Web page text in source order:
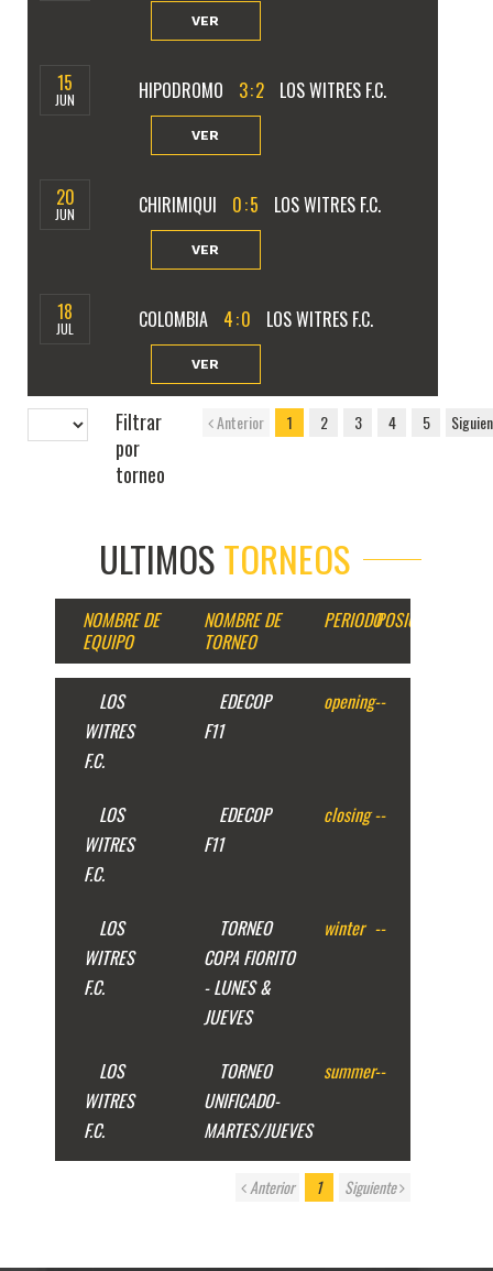
VER
15
JUN HIPODROMO 3:2 LOS WITRES F.C.
VER
20
JUN CHIRIMIQUI 0:5 LOS WITRES F.C.
VER
18
JUL COLOMBIA 4:0 LOS WITRES F.C.
VER
Filtrar
por
torneo
Anterior 1 2 3 4 5
ULTIMOSTORNEOS
NOMBRE DE
EQUIPO
NOMBRE DE
TORNEO
PERIODOPOSICION
LOS
WITRES
F.C.
EDECOP
F11
opening--
LOS
WITRES
F.C.
EDECOP
F11
closing --
LOS
WITRES
F.C.
TORNEO
COPA FIORITO
- LUNES &
JUEVES
winter --
LOS
WITRES
F.C.
TORNEO
UNIFICADO-
MARTES/JUEVES
summer--
Anterior 1 Siguiente